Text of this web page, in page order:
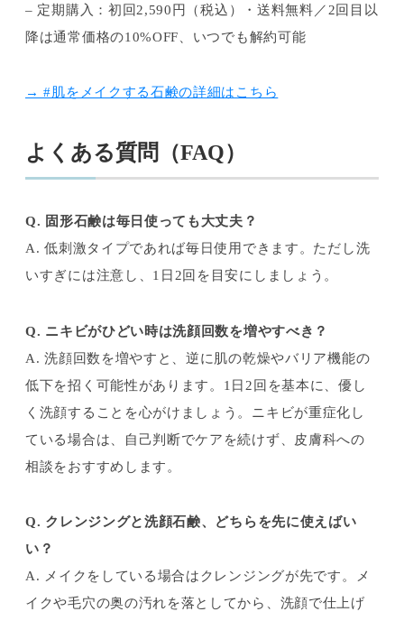
– 定期購入：初回2,590円（税込）・送料無料／2回目以
降は通常価格の10%OFF、いつでも解約可能
→ #肌をメイクする石鹸の詳細はこちら
よくある質問（FAQ）
Q. 固形石鹸は毎日使っても大丈夫？
A. 低刺激タイプであれば毎日使用できます。ただし洗
いすぎには注意し、1日2回を目安にしましょう。
Q. ニキビがひどい時は洗顔回数を増やすべき？
A. 洗顔回数を増やすと、逆に肌の乾燥やバリア機能の
低下を招く可能性があります。1日2回を基本に、優し
く洗顔することを心がけましょう。ニキビが重症化し
ている場合は、自己判断でケアを続けず、皮膚科への
相談をおすすめします。
Q. クレンジングと洗顔石鹸、どちらを先に使えばい
い？
A. メイクをしている場合はクレンジングが先です。メ
イクや毛穴の奥の汚れを落としてから、洗顔で仕上げ